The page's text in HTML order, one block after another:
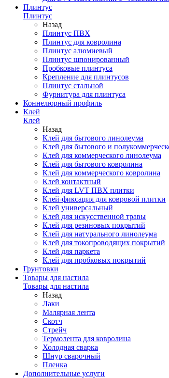
Плинтус
Плинтус
Назад
Плинтус ПВХ
Плинтус для ковролина
Плинтус алюмиевый
Плинтус шпонированный
Пробковые плинтуса
Крепление для плинтусов
Плинтус стальной
Фурнитура для плинтуса
Коннелюрный профиль
Клей
Клей
Назад
Клей для бытового линолеума
Клей для бытового и
Клей для коммерческого линолеума
Клей для бытового ковролина
Клей для коммерческого ковролина
Клей контактный
Клей для LVT ПВХ плитки
Клей-фиксация для ковровой плитки
Клей универсальный
Клей для искусственной травы
Клей для резиновых покрытий
Клей для натурального линолеума
Клей для токопроводящих покрытий
Клей для паркета
Клей для пробковых покрытий
Грунтовки
Товары для настила
Товары для настила
Назад
Лаки
Малярная лента
Скотч
Стрейч
Термолента для ковролина
Холодная сварка
Шнур сварочный
Пленка
Дополнительные услуги